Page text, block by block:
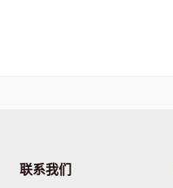
联系我们